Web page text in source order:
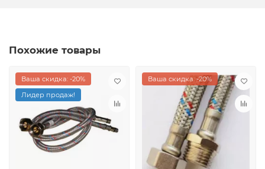
Похожие товары
Ваша скидка: -20%
Лидер продаж!
Ваша скидка: -20%